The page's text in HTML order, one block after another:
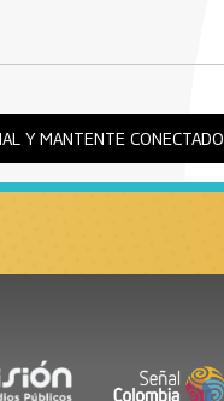
Y MANTENTE CONECTADO